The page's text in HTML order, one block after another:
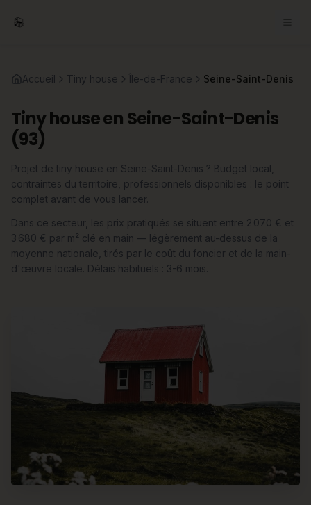
Accueil Tiny house Île-de-France Seine-Saint-Denis
Tiny house en Seine-Saint-Denis
(93)
Projet de tiny house en Seine-Saint-Denis ? Budget local,
contraintes du territoire, professionnels disponibles : le point
complet avant de vous lancer.
Dans ce secteur, les prix pratiqués se situent entre 2 070 € et
3 680 € par m² clé en main — légèrement au-dessus de la
moyenne nationale, tirés par le coût du foncier et de la main-
d'œuvre locale. Délais habituels : 3-6 mois.